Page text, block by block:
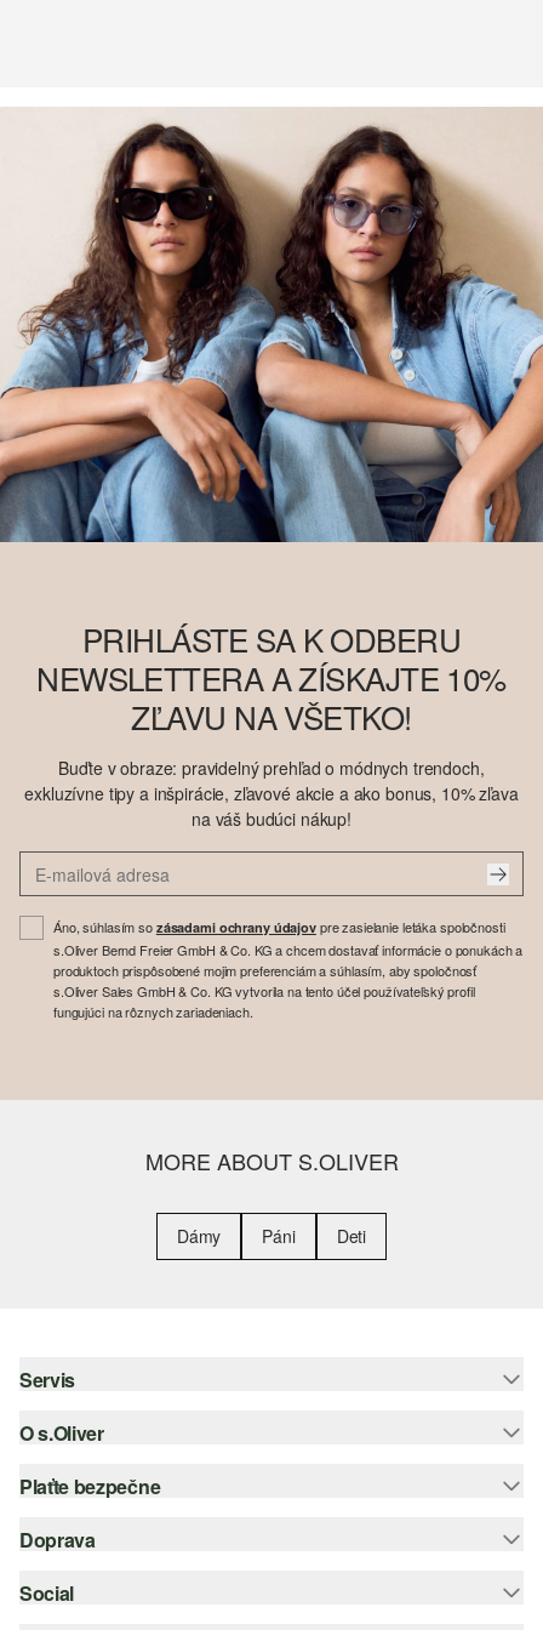
PRIHLÁSTE SA K ODBERU
NEWSLETTERA A ZÍSKAJTE 10%
ZĽAVU NA VŠETKO!
Buďte v obraze: pravidelný prehľad o módnych trendoch,
exkluzívne tipy a inšpirácie, zľavové akcie a ako bonus, 10% zľava
na váš budúci nákup!
Áno, súhlasím so zásadami ochrany údajovpre zasielanie letáka spoločnosti
s.Oliver Bernd Freier GmbH & Co. KG a chcem dostavať informácie o ponukách a
produktoch prispôsobené mojim preferenciám a súhlasím, aby spoločnosť
s.Oliver Sales GmbH & Co. KG vytvorila na tento účel používateľský profil
fungujúci na rôznych zariadeniach.
MORE ABOUT S.OLIVER
Dámy Páni Deti
Servis
Pomoc a FAQ
Nápoveda k veľkostiam
O s.Oliver
Leták
Plaťte bezpečne
Kreditná karta
Doprava
Slovenská pošta
Social